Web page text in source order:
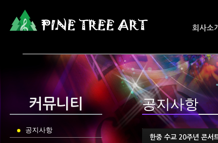
회사소
커뮤니티
공지사항
공지사항
한중 수교 20주년 콘서